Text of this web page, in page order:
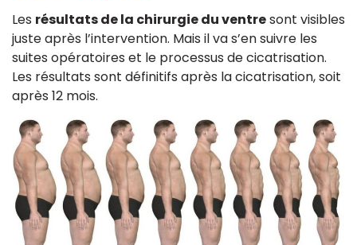
Les résultats de la chirurgie du ventresont visibles
juste après l’intervention. Mais il va s’en suivre les
suites opératoires et le processus de cicatrisation.
Les résultats sont définitifs après la cicatrisation, soit
après 12 mois.